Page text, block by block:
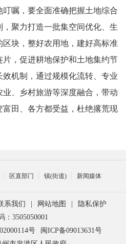
嘱，要全面准确把握土地综合
聚力打造一批集空间优化、生
块，整好农用地，建好高标准
，促进耕地保护和土地集约节
机制，通过规模化流转、专业
、乡村旅游等深度融合，带动
田、各方都受益，杜绝撂荒现
区直部门 镇(街道) 新闻媒体
系我们 网站地图
隐私保护
：3505050001
号
闽ICP备09013631号